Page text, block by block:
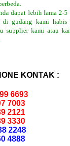
dapat lebih lama 2-
gudang kami habis
supplier kami atau
KONTAK :
6693
2248